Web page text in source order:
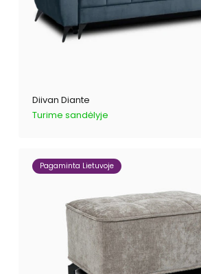
Diivan Diante
Turime sandėlyje
Pagaminta Lietuvoje